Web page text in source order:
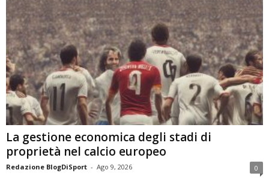
La gestione economica degli stadi di
proprietà nel calcio europeo
Redazione BlogDiSport - Ago 9, 2026 0